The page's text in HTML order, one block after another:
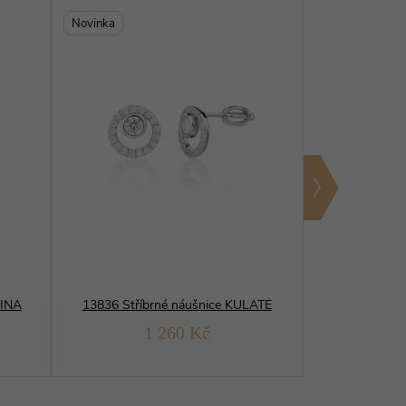
Novinka
13836 Stříbrné náušnice KULATÉ
1 260 Kč